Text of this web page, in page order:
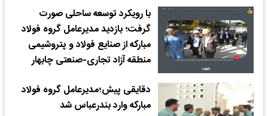
با رویکرد توسعه ساحلی صورت
گرفت؛ بازدید مدیرعامل گروه فولاد
مبارکه از صنایع فولاد و پتروشیمی
منطقه آزاد تجاری-صنعتی چابهار
دقایقی پیش؛مدیرعامل گروه فولاد
مبارکه وارد بندرعباس شد